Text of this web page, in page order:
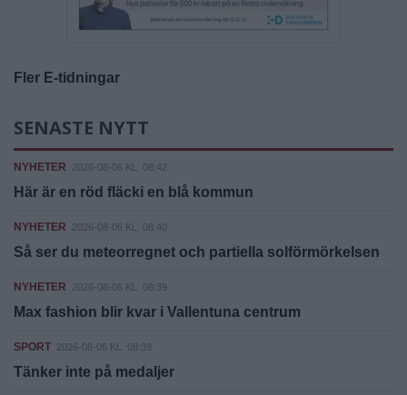
Fler E-tidningar
SENASTE NYTT
NYHETER 2026-08-06 KL. 08:42
Här är en röd fläcki en blå kommun
NYHETER 2026-08-06 KL. 08:40
Så ser du meteorregnet och partiella solförmörkelsen
NYHETER 2026-08-06 KL. 08:39
Max fashion blir kvar i Vallentuna centrum
SPORT 2026-08-06 KL. 08:39
Tänker inte på medaljer